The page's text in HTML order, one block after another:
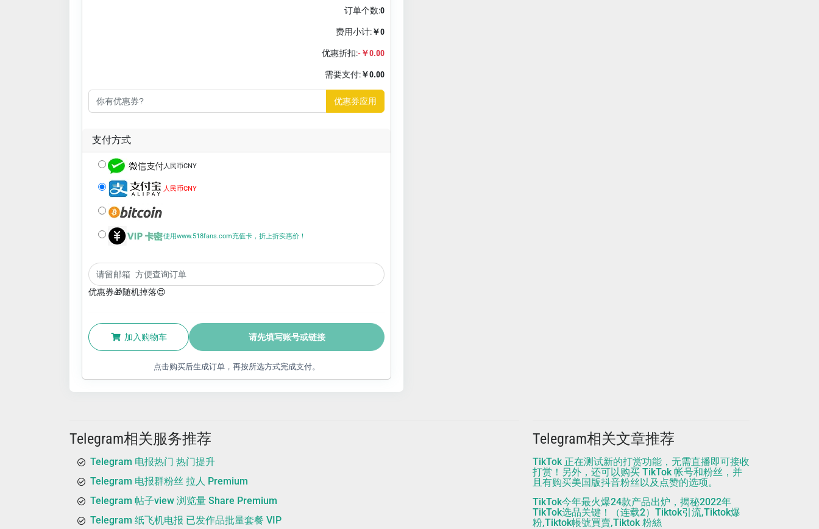
订单个数:0
费用小计:￥0
优惠折扣:-￥0.00
需要支付:￥0.00
优惠券应用
支付方式
人民币CNY
人民币CNY
使用www.518fans.com充值卡，折上折实惠价！
优惠券🎁随机掉落😍
加入购物车 请先填写账号或链接
点击购买后生成订单，再按所选方式完成支付。
Telegram相关服务推荐
Telegram 电报热门 热门提升
Telegram 电报群粉丝 拉人 Premium
Telegram 帖子view 浏览量 Share Premium
Telegram 纸飞机电报 已发作品批量套餐 VIP
Telegram相关文章推荐
TikTok 正在测试新的打赏功能，无需直播即可接收
打赏！另外，还可以购买 TikTok 帐号和粉丝，并
且有购买美国版抖音粉丝以及点赞的选项。
TikTok今年最火爆24款产品出炉，揭秘2022年
TikTok选品关键！（连载2）Tiktok引流,Tiktok爆
粉,Tiktok帳號買賣,Tiktok 粉絲